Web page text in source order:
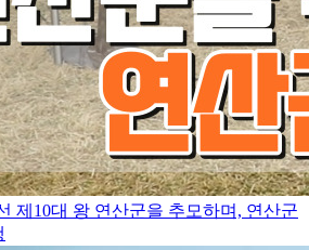
제10대 왕 연산군을 추모하며, 연산군